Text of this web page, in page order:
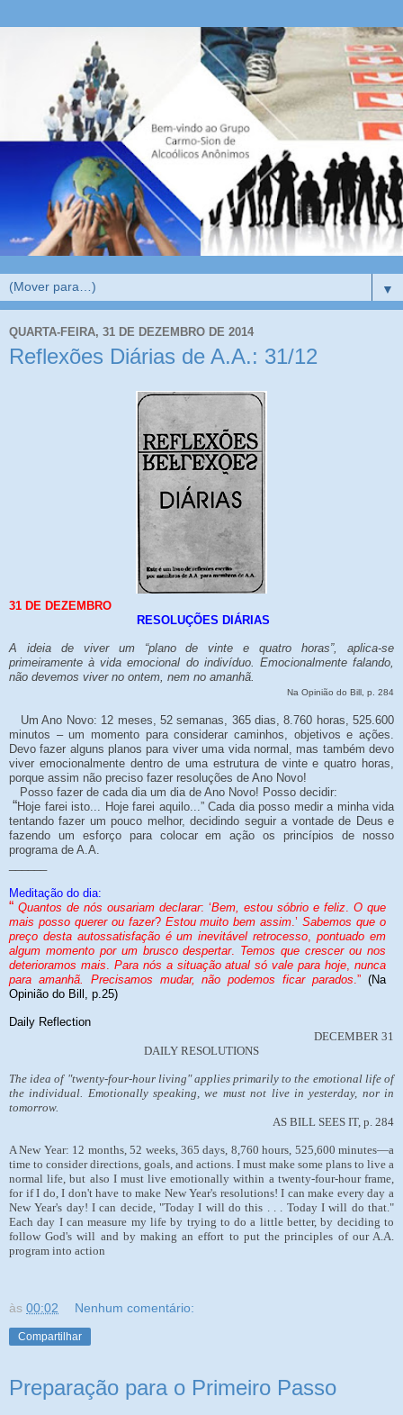
▼
QUARTA-FEIRA, 31 DE DEZEMBRO DE 2014
Reflexões Diárias de A.A.: 31/12
31 DE DEZEMBRO
RESOLUÇÕES DIÁRIAS
A ideia de viver um “plano de vinte e quatro horas”, aplica-se
primeiramente à vida emocional do indivíduo. Emocionalmente falando,
não devemos viver no ontem, nem no amanhã.
Na Opinião do Bill, p. 284
Um Ano Novo: 12 meses, 52 semanas, 365 dias, 8.760 horas, 525.600
minutos – um momento para considerar caminhos, objetivos e ações.
Devo fazer alguns planos para viver uma vida normal, mas também devo
viver emocionalmente dentro de uma estrutura de vinte e quatro horas,
porque assim não preciso fazer resoluções de Ano Novo!
Posso fazer de cada dia um dia de Ano Novo! Posso decidir:
“Hoje farei isto... Hoje farei aquilo...” Cada dia posso medir a minha vida
tentando fazer um pouco melhor, decidindo seguir a vontade de Deus e
fazendo um esforço para colocar em ação os princípios de nosso
programa de A.A.
Meditação do dia:
“ Quantos de nós ousariam declarar: ‘Bem, estou sóbrio e feliz. O que
mais posso querer ou fazer? Estou muito bem assim .’Sabemos que o
preço desta autossatisfação é um inevitável retrocesso ,pontuado em
algum momento por um brusco despertar. Temos que crescer ou nos
deterioramos mais
Para nós a situação atual só vale para hoje nunca
para amanhã. Precisamos mudar, não podemos ficar parados .” (Na
Opinião do Bill, p.25)
Daily Reflection
DECEMBER 31
DAILY RESOLUTIONS
The idea of "twenty-four-hour living" applies primarily to the emotional life of
the individual. Emotionally speaking, we must not live in yesterday, nor in
tomorrow.
AS BILL SEES IT, p. 284
A New Year: 12 months, 52 weeks, 365 days, 8,760 hours, 525,600 minutes—a
time to consider directions, goals, and actions. I must make some plans to live a
normal life, but also I must live emotionally within a twenty-four-hour frame,
for if I do, I don't have to make New Year's resolutions! I can make every day a
New Year's day! I can decide, "Today I will do this . . . Today I will do that."
Each day I can measure my life by trying to do a little better, by deciding to
follow God's will and by making an effort to put the principles of our A.A.
program into action
às 00:02 Nenhum comentário:
Compartilhar
Preparação para o Primeiro Passo